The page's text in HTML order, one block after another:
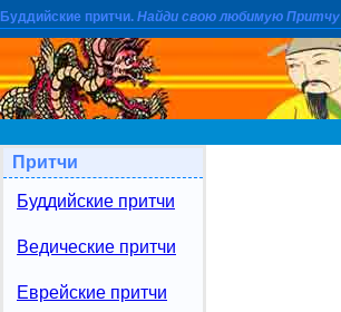
Буддийские притчи. Найди свою любимую Притчу
Притчи
Буддийские притчи
Ведические притчи
Еврейские притчи